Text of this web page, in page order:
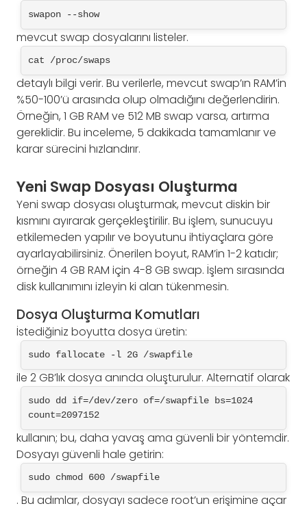
swapon --show
mevcut swap dosyalarını listeler.
cat /proc/swaps
detaylı bilgi verir. Bu verilerle, mevcut swap’ın RAM’in
%50-100’ü arasında olup olmadığını değerlendirin.
Örneğin, 1 GB RAM ve 512 MB swap varsa, artırma
gereklidir. Bu inceleme, 5 dakikada tamamlanır ve
karar sürecini hızlandırır.
Yeni Swap Dosyası Oluşturma
Yeni swap dosyası oluşturmak, mevcut diskin bir
kısmını ayırarak gerçekleştirilir. Bu işlem, sunucuyu
etkilemeden yapılır ve boyutunu ihtiyaçlara göre
ayarlayabilirsiniz. Önerilen boyut, RAM’in 1-2 katıdır;
örneğin 4 GB RAM için 4-8 GB swap. İşlem sırasında
disk kullanımını izleyin ki alan tükenmesin.
Dosya Oluşturma Komutları
İstediğiniz boyutta dosya üretin:
sudo fallocate -l 2G /swapfile
ile 2 GB’lık dosya anında oluşturulur. Alternatif olarak
sudo dd if=/dev/zero of=/swapfile bs=1024
count=2097152
kullanın; bu, daha yavaş ama güvenli bir yöntemdir.
Dosyayı güvenli hale getirin:
sudo chmod 600 /swapfile
. Bu adımlar, dosyayı sadece root’un erişimine açar